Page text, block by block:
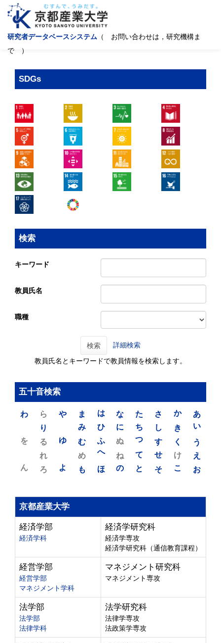
研究者データベースシステム （ お問い合わせは，研究機構ま
で ）
SDGs
検索
キーワード
教員氏名
職種
検索 詳細検索
教員氏名とキーワードで教員情報を検索します。
五十音検索
あ
い
う
え
お
か
き
く
け
こ
さ
し
す
せ
そ
た
ち
つ
て
と
な
に
ぬ
ね
の
は
ひ
ふ
へ
ほ
ま
み
む
め
も
や
ゆ
よ
ら
り
る
れ
ろ
わ
を
ん
京都産業大学
経済学部
経済学科
経済学研究科
経済学専攻
経済学研究科（通信教育課程）
経営学部
経営学部
マネジメント学科
マネジメント研究科
マネジメント専攻
法学部
法学部
法律学科
法学研究科
法律学専攻
法政策学専攻